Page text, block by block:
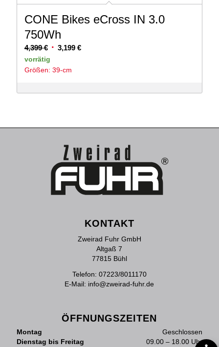
CONE Bikes eCross IN 3.0
750Wh
4,399€ Ursprünglicher
Preis
war:
3,199 €Aktueller
vorrätig
Größen: 39-cm
KONTAKT
Zweirad Fuhr GmbH
Altgaß 7
77815 Bühl
Telefon: 07223/8011170
E-Mail: info@zweirad-fuhr.de
ÖFFNUNGSZEITEN
Montag
Geschlossen
Dienstag bis Freitag
09.00 – 18.00 Uhr